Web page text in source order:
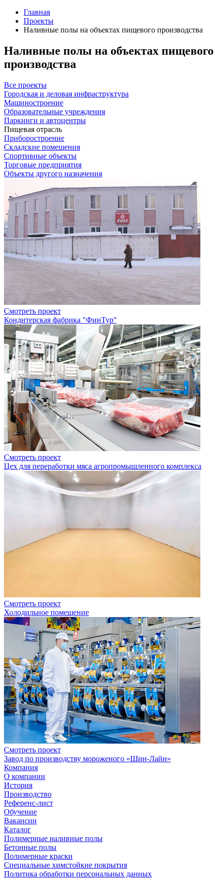
Главная
Проекты
Наливные полы на объектах пищевого производства
Наливные полы на объектах пищевого
производства
Все проекты
Городская и деловая инфраструктура
Машиностроение
Образовательные учреждения
Паркинги и автоцентры
Пищевая отрасль
Приборостроение
Складские помещения
Спортивные объекты
Торговые предприятия
Объекты другого назначения
Смотреть проект
Кондитерская фабрика "ФинТур"
Смотреть проект
Цех для переработки мяса агропромышленного комплекса
Смотреть проект
Холодильное помещение
Смотреть проект
Завод по производству мороженого «Шин-Лайн»
Компания
О компании
История
Производство
Референс-лист
Обучение
Вакансии
Каталог
Полимерные наливные полы
Бетонные полы
Полимерные краски
Специальные химстойкие покрытия
Политика обработки персональных данных